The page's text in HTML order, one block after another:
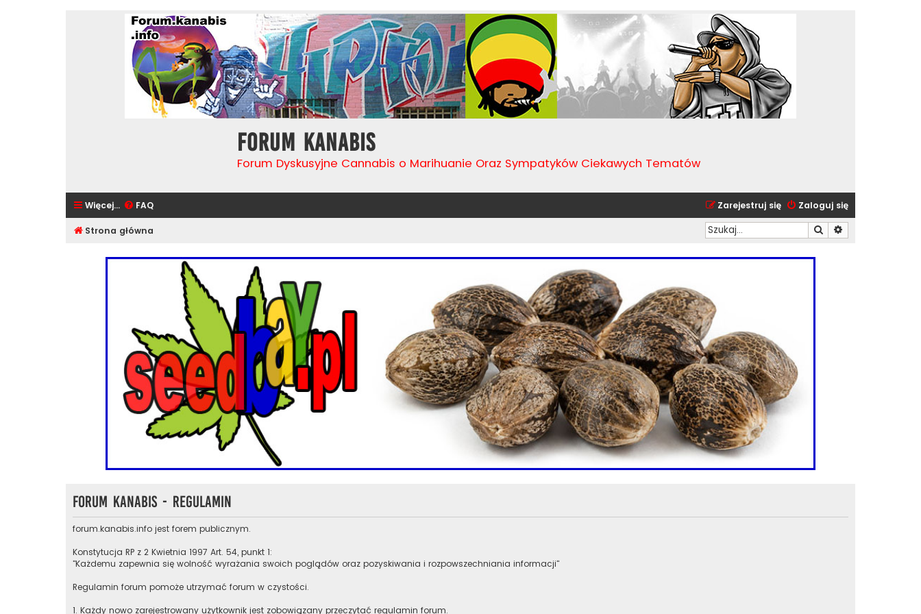
Forum Kanabis
Forum Dyskusyjne Cannabis o Marihuanie Oraz Sympatyków Ciekawych Tematów
Więcej… FAQ Zaloguj się
Zarejestruj się
Strona główna Szukaj
Forum Kanabis - Regulamin
forum.kanabis.info jest forem publicznym.
Konstytucja RP z 2 Kwietnia 1997 Art. 54, punkt 1:
"Każdemu zapewnia się wolność wyrażania swoich poglądów oraz pozyskiwania i rozpowszechniania informacji"
Regulamin forum pomoże utrzymać forum w czystości.
1. Każdy nowo zarejestrowany użytkownik jest zobowiązany przeczytać regulamin forum.